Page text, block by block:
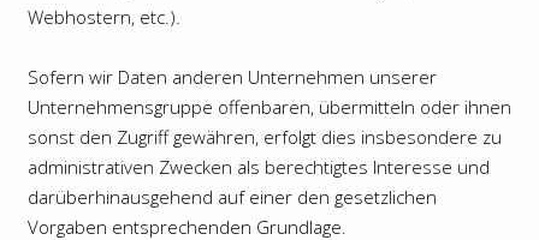
Webhostern, etc.).
Sofern wir Daten anderen Unternehmen unserer
Unternehmensgruppe offenbaren, übermitteln oder ihnen
sonst den Zugriff gewähren, erfolgt dies insbesondere zu
administrativen Zwecken als berechtigtes Interesse und
darüberhinausgehend auf einer den gesetzlichen
Vorgaben entsprechenden Grundlage.